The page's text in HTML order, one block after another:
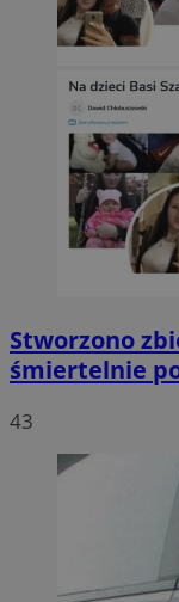
Stworzono
śmiertelnie
43